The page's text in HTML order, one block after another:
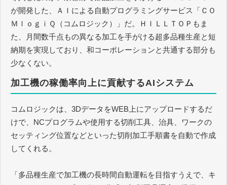
が開発した、ＡＩによる自動プログラミングサービス「ＣＯ
ＭｌｏｇｉＱ（コムロジック）」だ。ＨＩＬＬＴＯＰもま
た、月間数千点もの異なる加工を手がける超多品種生産と短
納期を実現しており、和コーポレーションと共通する部分も
少なくない。
加工機の稼働率向上に貢献するAIシステム
コムロジックは、3DデータをWEB上にアップロードするだ
けで、NCプログラムや使用する切削工具、治具、ワークの
セッティング位置などといった切削加工手順書を自動で作成
してくれる。
「多品種生産で加工機の長時間自動運転を目指すうえで、キ